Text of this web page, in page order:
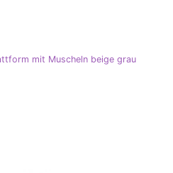
mit Muscheln beige grau